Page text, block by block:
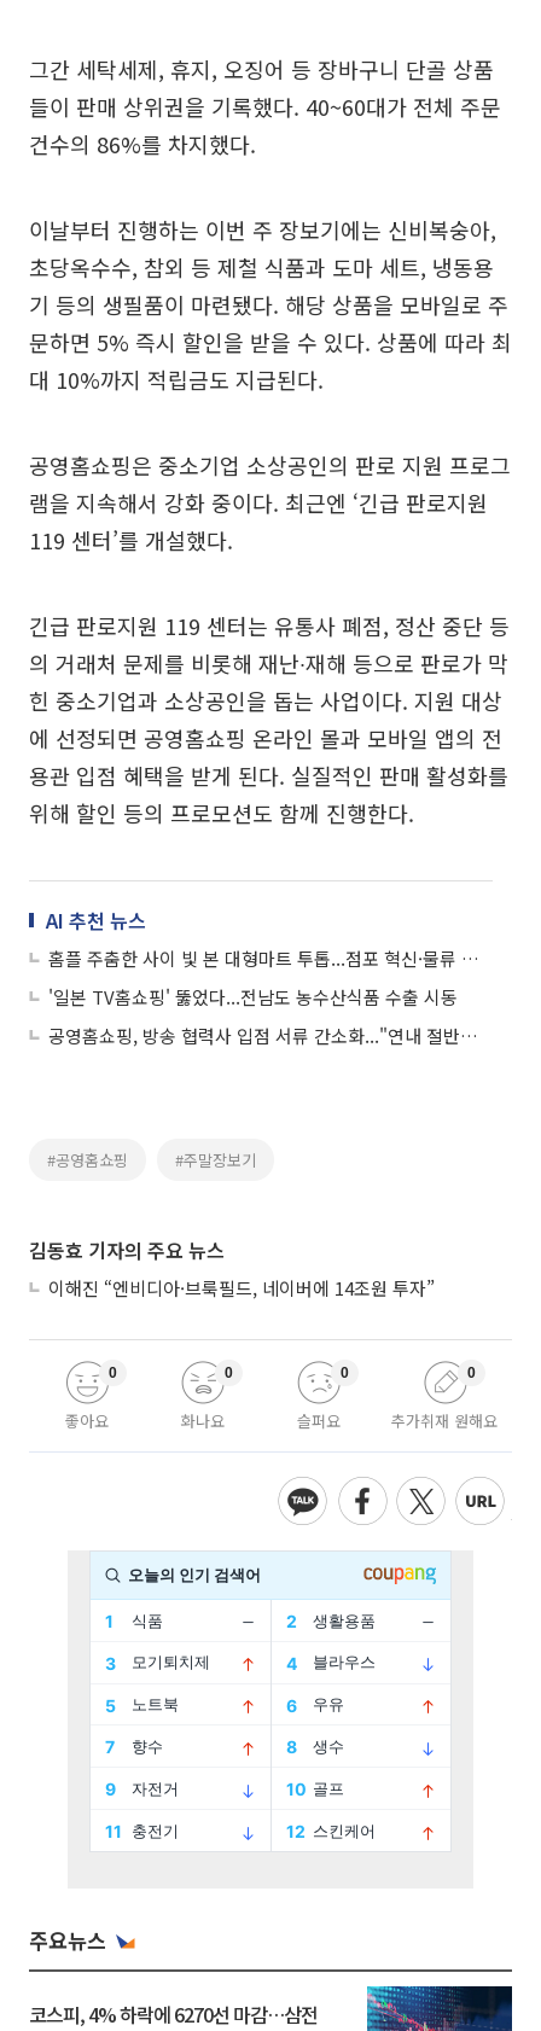
그간 세탁세제, 휴지, 오징어 등 장바구니 단골 상품
들이 판매 상위권을 기록했다. 40~60대가 전체 주문
건수의 86%를 차지했다.
이날부터 진행하는 이번 주 장보기에는 신비복숭아,
초당옥수수, 참외 등 제철 식품과 도마 세트, 냉동용
기 등의 생필품이 마련됐다. 해당 상품을 모바일로 주
문하면 5% 즉시 할인을 받을 수 있다. 상품에 따라 최
대 10%까지 적립금도 지급된다.
공영홈쇼핑은 중소기업 소상공인의 판로 지원 프로그
램을 지속해서 강화 중이다. 최근엔 ‘긴급 판로지원
119 센터’를 개설했다.
긴급 판로지원 119 센터는 유통사 폐점, 정산 중단 등
의 거래처 문제를 비롯해 재난∙재해 등으로 판로가 막
힌 중소기업과 소상공인을 돕는 사업이다. 지원 대상
에 선정되면 공영홈쇼핑 온라인 몰과 모바일 앱의 전
용관 입점 혜택을 받게 된다. 실질적인 판매 활성화를
위해 할인 등의 프로모션도 함께 진행한다.
AI 추천 뉴스
홈플 주춤한 사이 빛 본 대형마트 투톱...점포 혁신·물류 자동화 가속도
'일본 TV홈쇼핑' 뚫었다...전남도 농수산식품 수출 시동
공영홈쇼핑, 방송 협력사 입점 서류 간소화..."연내 절반으로 감축"
#공영홈쇼핑 #주말장보기
김동효 기자의 주요 뉴스
이해진 “엔비디아·브룩필드, 네이버에 14조원 투자”
좋아요
0
화나요
0
슬퍼요
0
추가취재 원해요
0
주요뉴스
코스피, 4% 하락에 6270선 마감…삼전